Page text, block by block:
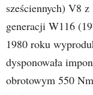
sześciennych) V8
generacji W116
1980 roku
dysponowała
obrotowym 550